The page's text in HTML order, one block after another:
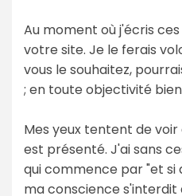
Au moment où j'écris
votre site. Je le ferais
vous le souhaitez,
; en toute objectivité
Mes yeux tentent de
est présenté. J'ai sans
qui commence par "et si
ma conscience s'interdit